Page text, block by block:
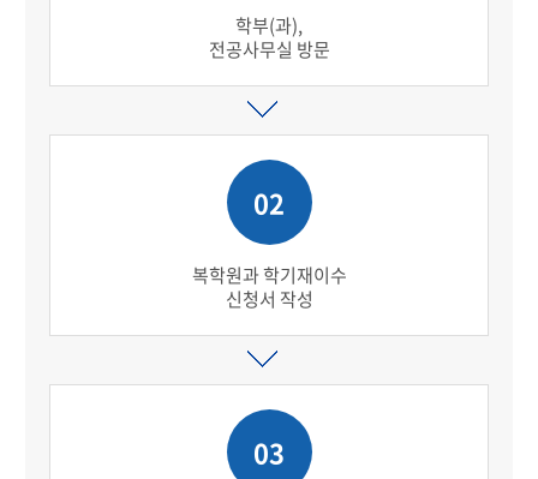
학부(과),
전공사무실 방문
02
복학원과 학기재이수
신청서 작성
03